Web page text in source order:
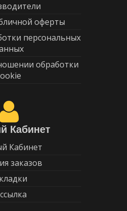
оферты
персональных
обработки
Кабинет
Кабинет
заказов